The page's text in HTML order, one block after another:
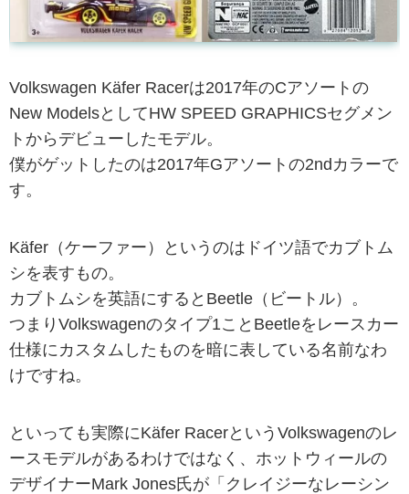
Volkswagen Käfer Racerは2017年のCアソートの
New ModelsとしてHW SPEED GRAPHICSセグメン
トからデビューしたモデル。
僕がゲットしたのは2017年Gアソートの2ndカラーで
す。
Käfer（ケーファー）というのはドイツ語でカブトム
シを表すもの。
カブトムシを英語にするとBeetle（ビートル）。
つまりVolkswagenのタイプ1ことBeetleをレースカー
仕様にカスタムしたものを暗に表している名前なわ
けですね。
といっても実際にKäfer RacerというVolkswagenのレ
ースモデルがあるわけではなく、ホットウィールの
デザイナーMark Jones氏が「クレイジーなレーシン